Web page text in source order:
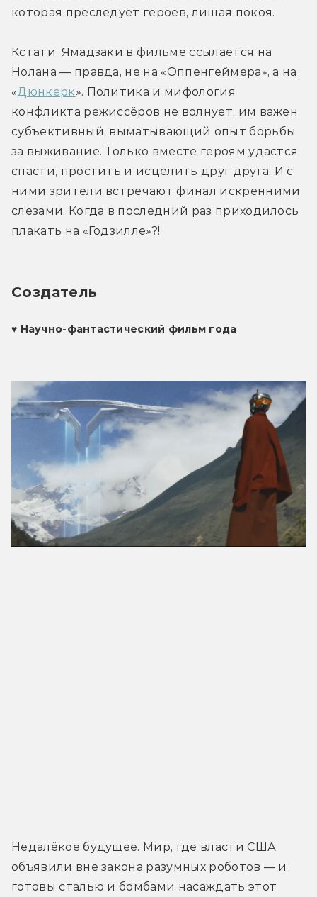
которая преследует героев, лишая покоя.
Кстати, Ямадзаки в фильме ссылается на
Нолана — правда, не на «Оппенгеймера», а на
«Дюнкерк». Политика и мифология
конфликта режиссёров не волнует: им важен
субъективный, выматывающий опыт борьбы
за выживание. Только вместе героям удастся
спасти, простить и исцелить друг друга. И с
ними зрители встречают финал искренними
слезами. Когда в последний раз приходилось
плакать на «Годзилле»?!
Создатель
♥ Научно-фантастический фильм года
Недалёкое будущее. Мир, где власти США
объявили вне закона разумных роботов — и
готовы сталью и бомбами насаждать этот